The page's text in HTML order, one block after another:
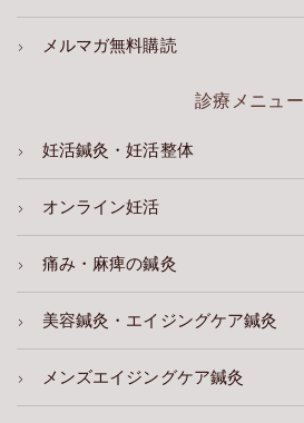
メルマガ無料購読
診療メニュー
妊活鍼灸・妊活整体
オンライン妊活
痛み・麻痺の鍼灸
美容鍼灸・エイジングケア鍼灸
メンズエイジングケア鍼灸